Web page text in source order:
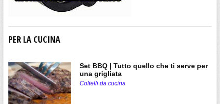
PER LA CUCINA
Set BBQ | Tutto quello che ti serve per
una grigliata
Coltelli da cucina